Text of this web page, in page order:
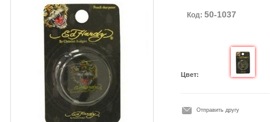
Код: 50-1037
Цвет:
Отправить другу